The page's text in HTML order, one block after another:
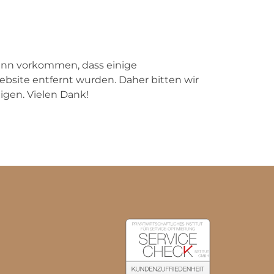
vorkommen, dass einige
entfernt wurden. Daher bitten wir
Vielen Dank!